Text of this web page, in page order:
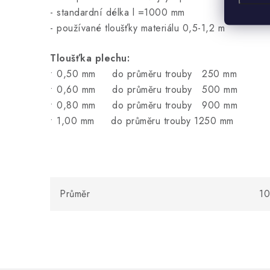
- standardní délka l =1000 mm
- používané tloušťky materiálu 0,5-1,2 m
Tloušťka plechu:
• 0,50 mm do průměru trouby 250 mm
• 0,60 mm do průměru trouby 500 mm
• 0,80 mm do průměru trouby 900 mm
• 1,00 mm do průměru trouby 1250 mm
Průměr